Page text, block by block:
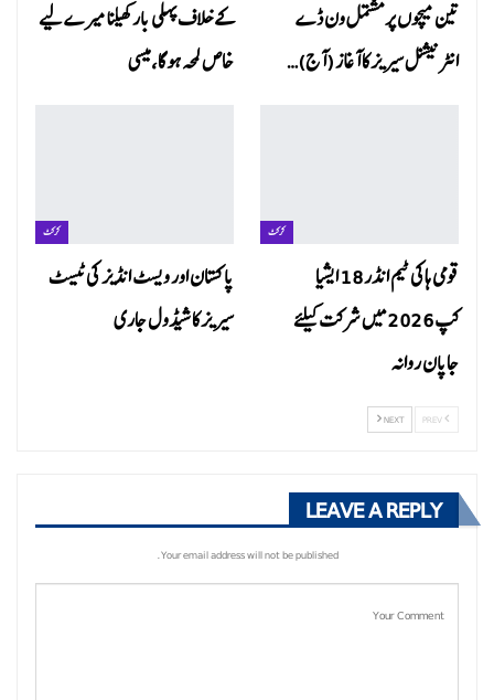
کے خلاف پہلی بار کھیلنا میرے لیے
خاص لمحہ ہو گا،میسی
تین میچوں پر مشتمل ون ڈے
انٹرنیشنل سیریز کا آغاز (آج)…
کرکٹ
پاکستان اور ویسٹ انڈیز کی ٹیسٹ
سیریز کا شیڈول جاری
کرکٹ
قومی ہاکی ٹیم انڈر 18 ایشیا
کپ 2026 میں شرکت کیلئے
جاپان روانہ
NEXT
LEAVE A REPLY
Your email address will not be published.